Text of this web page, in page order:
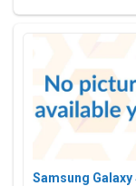
Samsung